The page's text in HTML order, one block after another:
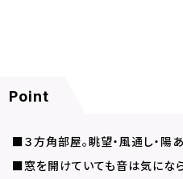
Point
■３方角部屋。眺望・風通し・
■窓を開けていても音は気にな